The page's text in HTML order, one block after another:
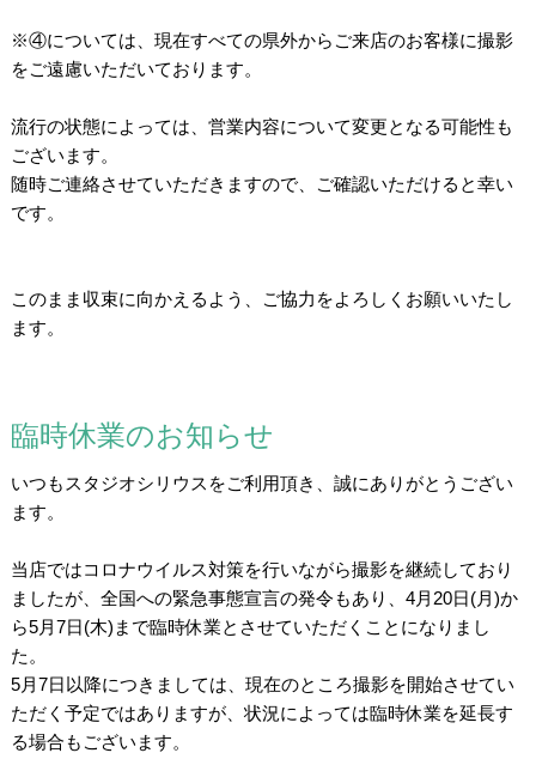
※④については、現在すべての県外からご来店のお客様に撮影
をご遠慮いただいております。
流行の状態によっては、営業内容について変更となる可能性も
ございます。
随時ご連絡させていただきますので、ご確認いただけると幸い
です。
このまま収束に向かえるよう、ご協力をよろしくお願いいたし
ます。
臨時休業のお知らせ
いつもスタジオシリウスをご利用頂き、誠にありがとうござい
ます。
当店ではコロナウイルス対策を行いながら撮影を継続しており
ましたが、全国への緊急事態宣言の発令もあり、4月20日(月)か
ら5月7日(木)まで臨時休業とさせていただくことになりまし
た。
5月7日以降につきましては、現在のところ撮影を開始させてい
ただく予定ではありますが、状況によっては臨時休業を延長す
る場合もございます。